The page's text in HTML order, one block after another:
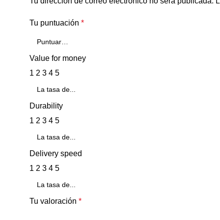
Tu puntuación *
Value for money
1 2 3 4 5
Durability
1 2 3 4 5
Delivery speed
1 2 3 4 5
Tu valoración *